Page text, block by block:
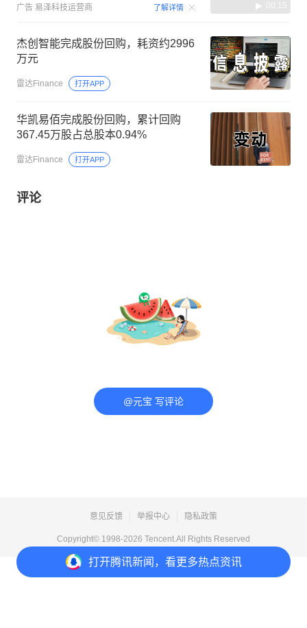
打开腾讯新闻，看更多热点资讯
广告 易泽科技运营商 了解详情 00:15
杰创智能完成股份回购，耗资约2996
万元
雷达Finance 打开APP
华凯易佰完成股份回购，累计回购
367.45万股占总股本0.94%
雷达Finance 打开APP
评论
@元宝 写评论
意见反馈 举报中心 隐私政策
Copyright© 1998-2026 Tencent.All Rights Reserved